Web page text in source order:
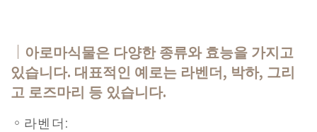
｜아로마식물은 다양한 종류와 효능을 가지고
있습니다. 대표적인 예로는 라벤더, 박하, 그리
고 로즈마리 등 있습니다.
。라벤더: